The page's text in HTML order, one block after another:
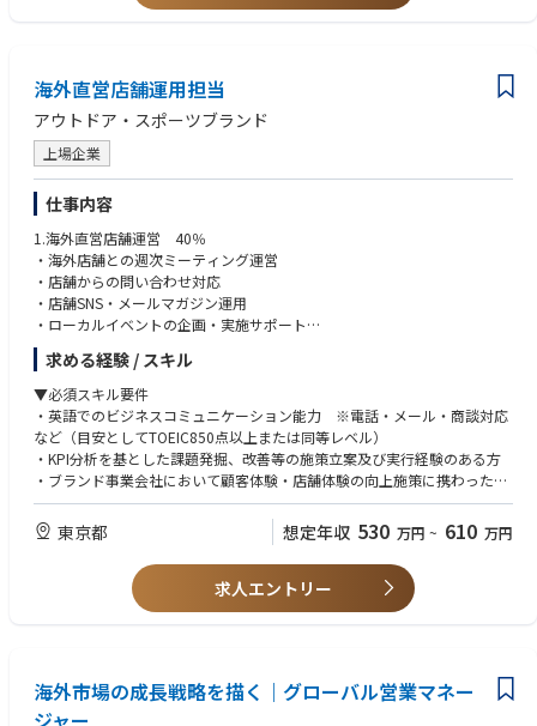
海外直営店舗運用担当
アウトドア・スポーツブランド
上場企業
仕事内容
1.海外直営店舗運営 40％
・海外店舗との週次ミーティング運営
・店舗からの問い合わせ対応
・店舗SNS・メールマガジン運用
・ローカルイベントの企画・実施サポート
・出荷・店舗オペレーションサポート
・Shopifyを活用した店舗運営業務
2.販促・マーケティング 30％
・マーケティングチームと連携した販促企画立案・実行
・店舗視点での販促施策推進
・Google Business Profile運用
3. 売上分析・CRM 30％
・KPI・売上レポート作成
・売上分析と改善アクション立案
・地域別顧客分析
年2回程度 主に欧米への出張を予定しています。
求める経験 / スキル
▼必須スキル要件
・英語でのビジネスコミュニケーション能力 ※電話・メール・商談対応
など（目安としてTOEIC850点以上または同等レベル）
・KPI分析を基とした課題発掘、改善等の施策立案及び実行経験のある方
・ブランド事業会社において顧客体験・店舗体験の向上施策に携わった経
験のある方
・Excelでの関数知識（VLOOKUP・ピボットテーブル等）及びWord・Po
werPointを用いた資料作成スキルをお持ちの方
▼歓迎スキル要件
・異文化環境での業務経験のある方
・企画から販売まで、モノづくりのに関連する社内外各所と連携して施策
を推進した経験のある方
東京都 想定年収 530 万円 ~ 610 万円
求人エントリー
海外市場の成長戦略を描く｜グローバル営業マネー